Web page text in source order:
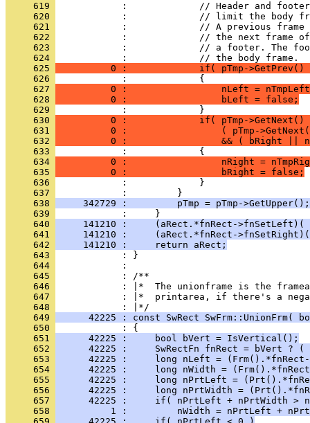
     619
     620
     621
     622
     623
     624
     625
0 :             if( pTmp-
     626
     627
0 :                 nLeft =
     628
          0 :                 bLeft = false;
     629
     630
0 :             if( pTmp->GetNext()
     631
0 :                 ( pTmp-
     632
0 :                 && ( bRight ||
     633
     634
0 :                 nRight =
     635
          0 :                 bRight = false;
     636
     637
     638
     342729 :         pTmp = pTmp->GetUpper();
     639
     640
141210 :     (aRect.*fnRect->fnSetLeft)(
     641
141210 :     (aRect.*fnRect-
     642
     141210 :     return aRect;
     643
     644
     645
     646
     647
: |*  printarea, if there's a
     648
     649
42225 : const SwRect SwFrm::UnionFrm(
     650
     651
      42225 :     bool bVert = IsVertical();
     652
42225 :     SwRectFn fnRect = bVert ?
     653
42225 :     long nLeft =
     654
42225 :     long nWidth =
     655
42225 :     long nPrtLeft =
     656
42225 :     long nPrtWidth =
     657
42225 :     if( nPrtLeft + nPrtWidth >
     658
1 :         nWidth = nPrtLeft +